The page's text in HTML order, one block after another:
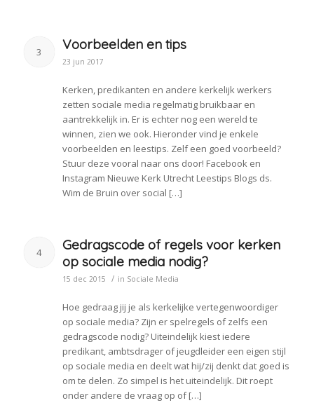
3 Voorbeelden en tips
23 jun 2017
Kerken, predikanten en andere kerkelijk werkers
zetten sociale media regelmatig bruikbaar en
aantrekkelijk in. Er is echter nog een wereld te
winnen, zien we ook. Hieronder vind je enkele
voorbeelden en leestips. Zelf een goed voorbeeld?
Stuur deze vooral naar ons door! Facebook en
Instagram Nieuwe Kerk Utrecht Leestips Blogs ds.
Wim de Bruin over social […]
4
Gedragscode of regels voor kerken
op sociale media nodig?
15 dec 2015 / in Sociale Media
Hoe gedraag jij je als kerkelijke vertegenwoordiger
op sociale media? Zijn er spelregels of zelfs een
gedragscode nodig? Uiteindelijk kiest iedere
predikant, ambtsdrager of jeugdleider een eigen stijl
op sociale media en deelt wat hij/zij denkt dat goed is
om te delen. Zo simpel is het uiteindelijk. Dit roept
onder andere de vraag op of […]